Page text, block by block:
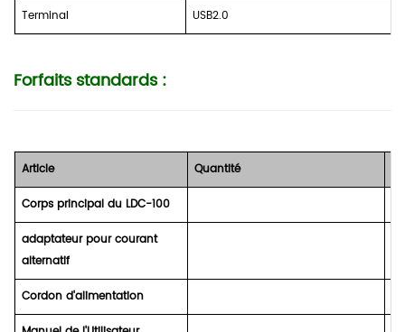
Terminal USB2.0
Forfaits standards :
Article Quantité
Corps principal du LDC-100
adaptateur pour courant
alternatif
Cordon d'alimentation